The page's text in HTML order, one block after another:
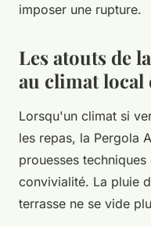
imposer une rupture.
Les atouts de
au climat local
Lorsqu'un climat si
les repas, la Pergola
prouesses
convivialité. La pluie
terrasse ne se vide